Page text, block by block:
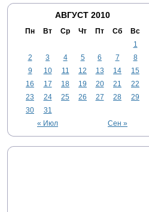
АВГУСТ 2010
Пн Вт Ср Чт Пт Сб Вс
« Июл Сен »
1
2
3 4 5 6 7
8
9
10 11 12 13 14
15
16
17 18 19 20 21
22
23
24 25 26 27 28
29
30
31